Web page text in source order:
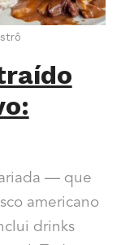
— que
americano
drinks